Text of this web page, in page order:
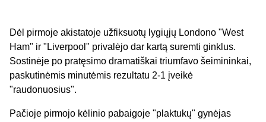
Dėl pirmoje akistatoje užfiksuotų lygiųjų Londono "West
Ham" ir "Liverpool" privalėjo dar kartą suremti ginklus.
Sostinėje po pratęsimo dramatiškai triumfavo šeimininkai,
paskutinėmis minutėmis rezultatu 2-1 įveikė
"raudonuosius".
Pačioje pirmojo kėlinio pabaigoje "plaktukų" gynėjas